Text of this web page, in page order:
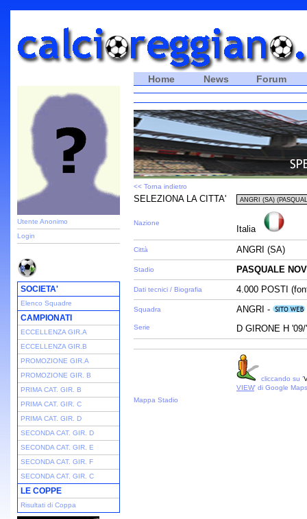
Utente Anonimo
Login
SOCIETA'
Elenco Squadre
CAMPIONATI
ECCELLENZA GIR.A
ECCELLENZA GIR.B
PROMOZIONE GIR.A
PROMOZIONE GIR. B
PRIMA CAT. GIR. B
PRIMA CAT. GIR. C
PRIMA CAT. GIR. D
SECONDA CAT. GIR. D
SECONDA CAT. GIR. E
SECONDA CAT. GIR. F
SECONDA CAT. GIR. C
LE COPPE
Risultati di Coppa
Home News Forum
<< Torna indietro
SELEZIONA LA CITTA'
Nazione
Italia
Città ANGRI (SA)
Stadio PASQUALE
Dati tecnici / Biografia 4.000 POSTI
Squadra
Serie
ANGRI -
D GIRONE H '09/
cliccando su '
VIEW' di Google Maps
Mappa Stadio